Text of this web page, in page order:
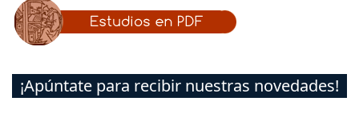
¡Apúntate para recibir nuestras novedades!